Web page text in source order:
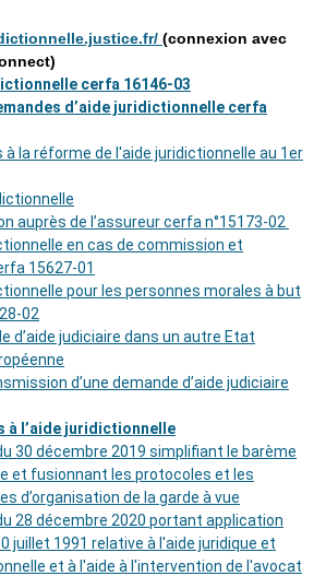
(connexion avec
cerfa 16146-03
d’aide juridictionnelle cerfa
la réforme de l'aide juridictionnelle au 1er
auprès de l’assureur cerfa n°15173-02
en cas de commission et
15627-01
pour les personnes morales à but
02
d’aide judiciaire dans un autre Etat
d’une demande d’aide judiciaire
à l’aide juridictionnelle
30 décembre 2019 simplifiant le barème
et fusionnant les protocoles et les
d’organisation de la garde à vue
28 décembre 2020 portant application
juillet 1991 relative à l'aide juridique et
et à l'aide à l'intervention de l'avocat